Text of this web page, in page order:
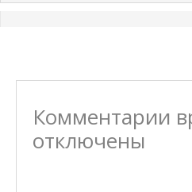
Комментарии
отключены